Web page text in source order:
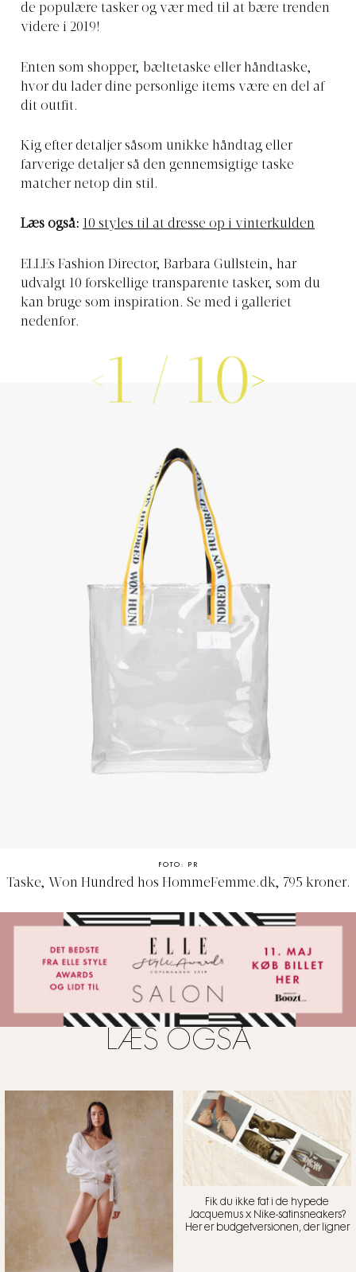
de populære tasker og vær med til at bære trenden
videre i 2019!
Enten som shopper, bæltetaske eller håndtaske,
hvor du lader dine personlige items være en del af
dit outfit.
Kig efter detaljer såsom unikke håndtag eller
farverige detaljer så den gennemsigtige taske
matcher netop din stil.
Læs også: 10 styles til at dresse op i vinterkulden
ELLEs Fashion Director, Barbara Gullstein, har
udvalgt 10 forskellige transparente tasker, som du
kan bruge som inspiration. Se med i galleriet
nedenfor.
1 / 10
FOTO: PR
Taske, Won Hundred hos HommeFemme.dk, 795 kroner.
LÆS OGSÅ
Fik du ikke fat i de hypede
Jacquemus x Nike-satinsneakers?
Her er budgetversionen, der ligner